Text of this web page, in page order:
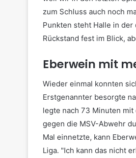
zum Schluss auch noch
Punkten steht Halle in
Rückstand fest im Blick,
Eberwein mit
Wieder einmal konnten
Erstgenannter besorgte
legte nach 73 Minuten
gegen die MSV-Abwehr
Mal einnetzte, kann
Liga. "Ich kann das nicht